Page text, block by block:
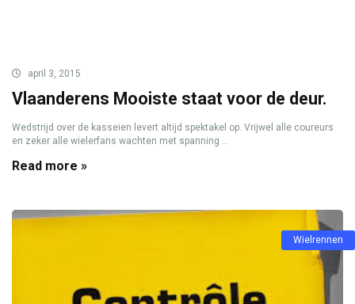
april 3, 2015
Vlaanderens Mooiste staat voor de deur.
Wedstrijd over de kasseien levert altijd spektakel op. Vrijwel alle coureurs
en zeker alle wielerfans wachten met spanning ...
Read more »
Wielrennen